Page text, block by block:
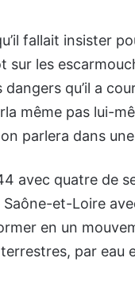
fallait insister
sur les
qu’il a
même pas lui-
parlera dans
avec quatre de
et-Loire
en un
par eau